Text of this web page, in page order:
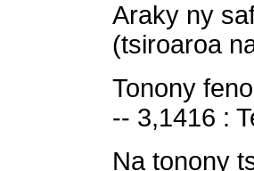
Araky ny
(tsiroaroa
Tonony
-- 3,1416 :
Na tonony